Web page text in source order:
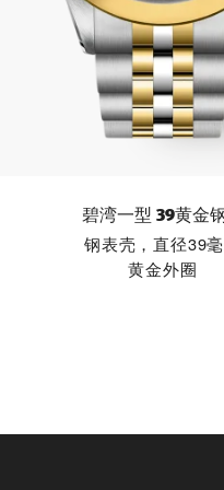
碧湾一型 39黄金
钢表壳，直径39
黄金外圈